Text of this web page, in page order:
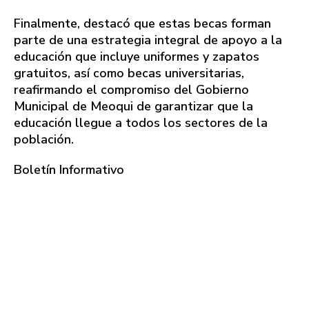
Finalmente, destacó que estas becas forman
parte de una estrategia integral de apoyo a la
educación que incluye uniformes y zapatos
gratuitos, así como becas universitarias,
reafirmando el compromiso del Gobierno
Municipal de Meoqui de garantizar que la
educación llegue a todos los sectores de la
población.
Boletín Informativo